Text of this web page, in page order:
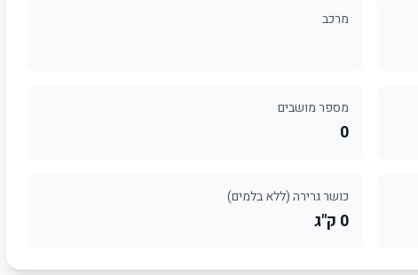
מרכב
מספר מושבים
0
כושר גרירה (ללא בלמים)
0 ק"ג